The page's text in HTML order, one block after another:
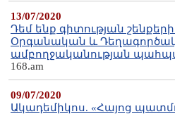
13/07/2020
Դեմ ենք գիտության
Օրգանական և
ամբողջականության
168.am
09/07/2020
Ակադեմիկոս. «Հայոց